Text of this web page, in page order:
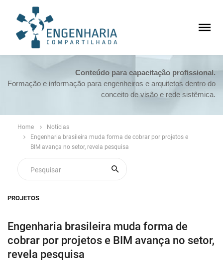
Conteúdo para capacitação profissional.
Formação e informação para engenheiros e arquitetos dentro do
conceito de visão e rede sistêmica.
Home
Notícias
Engenharia brasileira muda forma de cobrar por projetos e
BIM avança no setor, revela pesquisa
PROJETOS
Engenharia brasileira muda forma de
cobrar por projetos e BIM avança no setor,
revela pesquisa